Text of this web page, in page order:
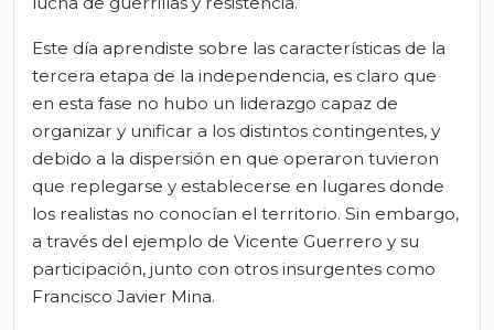
Este día aprendiste sobre las características de la
tercera etapa de la independencia, es claro que
en esta fase no hubo un liderazgo capaz de
organizar y unificar a los distintos contingentes, y
debido a la dispersión en que operaron tuvieron
que replegarse y establecerse en lugares donde
los realistas no conocían el territorio. Sin embargo,
a través del ejemplo de Vicente Guerrero y su
participación, junto con otros insurgentes como
Francisco Javier Mina.